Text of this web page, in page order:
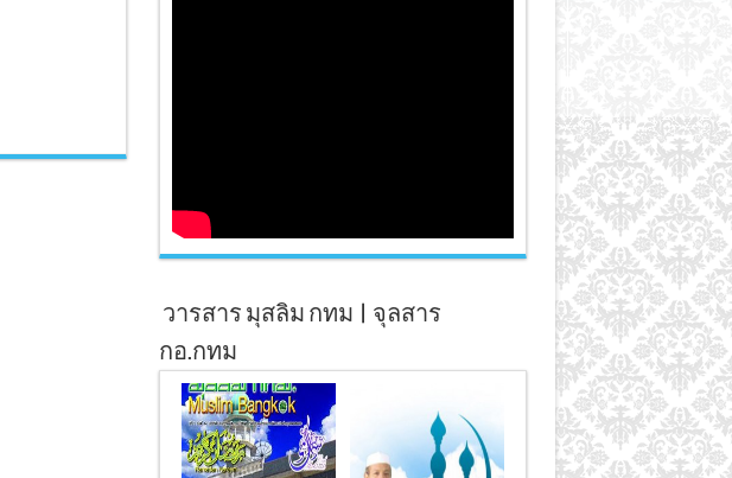
วารสาร มุสลิม กทม | จุลสาร
กอ.กทม